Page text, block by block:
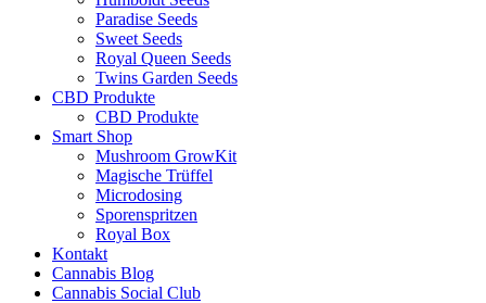
Paradise Seeds
Sweet Seeds
Royal Queen Seeds
Twins Garden Seeds
CBD Produkte
CBD Produkte
Smart Shop
Mushroom GrowKit
Magische Trüffel
Microdosing
Sporenspritzen
Royal Box
Kontakt
Cannabis Blog
Cannabis Social Club